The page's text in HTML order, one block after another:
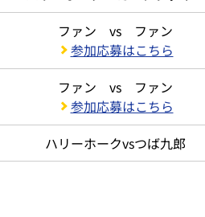
ファン vs ファン
参加応募はこちら
ファン vs ファン
参加応募はこちら
ハリーホークvsつば九郎